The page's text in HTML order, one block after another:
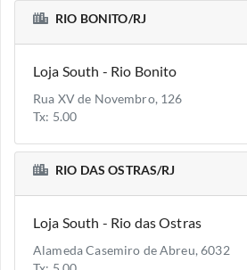
RIO BONITO/RJ
Loja South - Rio Bonito
Rua XV de Novembro, 126
Tx: 5.00
RIO DAS OSTRAS/RJ
Loja South - Rio das Ostras
Alameda Casemiro de Abreu, 6032